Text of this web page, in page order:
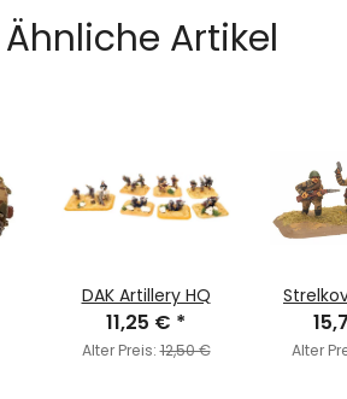
Ähnliche Artikel
DAK Artillery HQ
11,25 € *
Alter Preis:12,50 € Alter